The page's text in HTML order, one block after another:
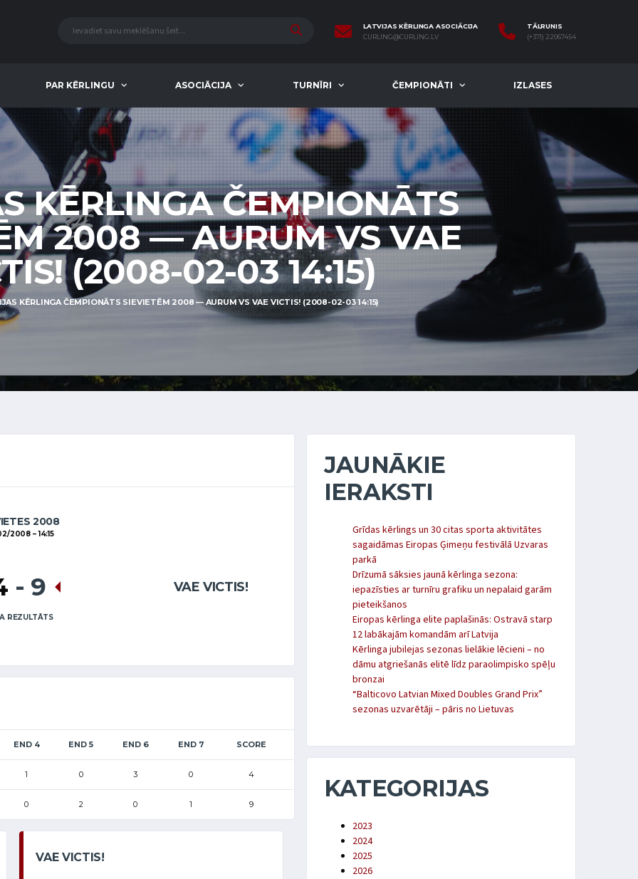
LATVIJAS KĒRLINGA ASOCIĀCIJA
CURLING@CURLING.LV
TĀLRUNIS
(+371) 22067454
PAR KĒRLINGU ASOCIĀCIJA TURNĪRI ČEMPIONĀTI IZLASES
KĒRLINGA ČEMPIONĀTS
2008 — AURUM VS VAE
(2008-02-03 14:15)
KĒRLINGA ČEMPIONĀTS SIEVIETĒM 2008 — AURUM VS VAE VICTIS! (2008-02-03 14:15)
2008
2008 14:15
VAE VICTIS!
- 9
REZULTĀTS
END 4 END 5 END 6 END 7 SCORE
1 0 3 0 4
0 2 0 1 9
VAE VICTIS!
JAUNĀKIE
IERAKSTI
Grīdas kērlings un 30 citas sporta aktivitātes
sagaidāmas Eiropas Ģimeņu festivālā Uzvaras
parkā
Drīzumā sāksies jaunā kērlinga sezona:
iepazīsties ar turnīru grafiku un nepalaid garām
pieteikšanos
Eiropas kērlinga elite paplašinās: Ostravā starp
12 labākajām komandām arī Latvija
Kērlinga jubilejas sezonas lielākie lēcieni – no
dāmu atgriešanās elitē līdz paraolimpisko spēļu
bronzai
“Balticovo Latvian Mixed Doubles Grand Prix”
sezonas uzvarētāji – pāris no Lietuvas
KATEGORIJAS
2023
2024
2025
2026